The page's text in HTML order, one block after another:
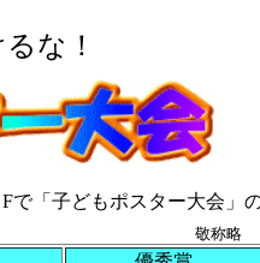
な！
で「子どもポスター大会」
敬称略